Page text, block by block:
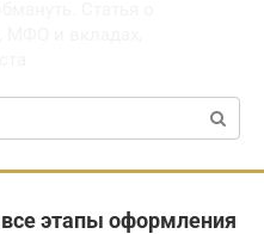
этапы оформления